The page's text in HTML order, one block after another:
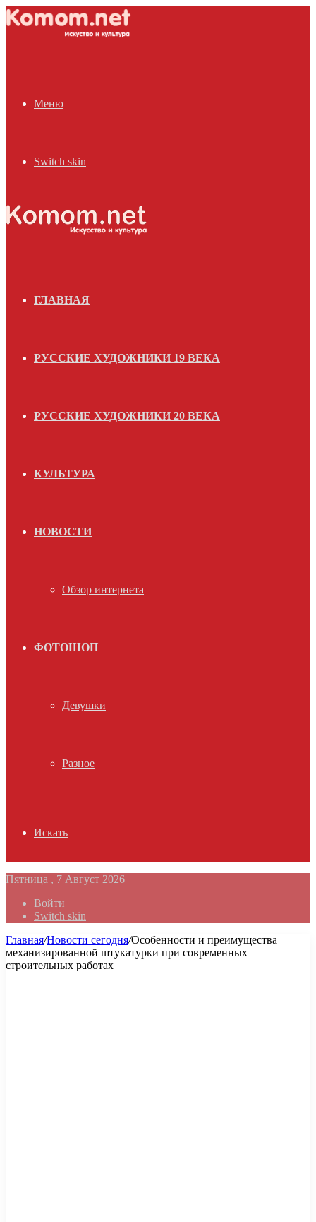
Меню
Switch skin
ГЛАВНАЯ
РУССКИЕ ХУДОЖНИКИ 19 ВЕКА
РУССКИЕ ХУДОЖНИКИ 20 ВЕКА
КУЛЬТУРА
НОВОСТИ
Обзор интернета
ФОТОШОП
Девушки
Разное
Искать
Пятница , 7 Август 2026
Войти
Switch skin
Главная/Новости сегодня/Особенности и преимущества
механизированной штукатурки при современных
строительных работах